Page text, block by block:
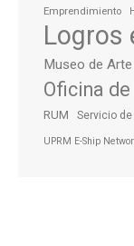
Emprendimiento
Logros
Museo de Arte
Oficina
RUM Servicio
UPRM E-Ship